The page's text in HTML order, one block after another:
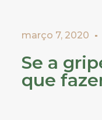
março 7, 2020
Se a
que